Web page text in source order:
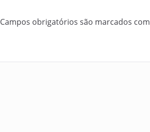
Campos obrigatórios são marcados com